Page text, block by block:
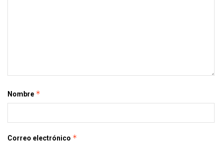
Nombre *
Correo electrónico *